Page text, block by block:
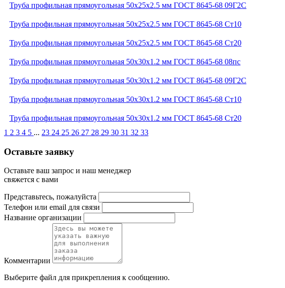
Труба профильная прямоугольная 50x25x2.5 мм ГОСТ 8645-68 09Г2С
Труба профильная прямоугольная 50x25x2.5 мм ГОСТ 8645-68 Ст10
Труба профильная прямоугольная 50x25x2.5 мм ГОСТ 8645-68 Ст20
Труба профильная прямоугольная 50x30x1.2 мм ГОСТ 8645-68 08пс
Труба профильная прямоугольная 50x30x1.2 мм ГОСТ 8645-68 09Г2С
Труба профильная прямоугольная 50x30x1.2 мм ГОСТ 8645-68 Ст10
Труба профильная прямоугольная 50x30x1.2 мм ГОСТ 8645-68 Ст20
1 2 3 4 5 ... 23 24 25 26 27 28 29 30 31 32 33
Оставьте заявку
Оставьте ваш запрос и наш менеджер
свяжется с вами
Представьтесь, пожалуйста
Телефон или email для связи
Название организации
Комментарии
Выберите файл для прикрепления к сообщению.